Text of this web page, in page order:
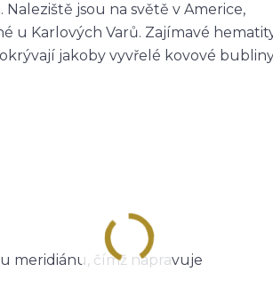
jsou na světě v Americe,
u Karlových Varů. Zajímavé
jakoby vyvřelé kovové
meridiánu, čímž napravuje